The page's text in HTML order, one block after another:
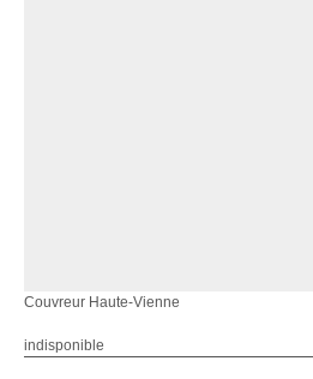
Couvreur Haute-Vienne
indisponible